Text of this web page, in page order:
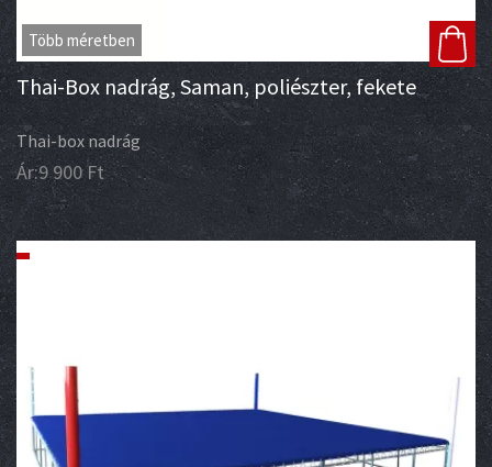
Több méretben
Thai-Box nadrág, Saman, poliészter, fekete
Thai-box nadrág
Ár:9 900Ft